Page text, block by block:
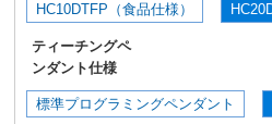
HC10DTFP（食品仕様）
ティーチングペ
ンダント仕様
標準プログラミングペンダント